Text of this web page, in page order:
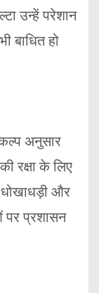
उन्हें परेशान
बाधित हो
अनुसार
रक्षा के लिए
धोखाधड़ी और
पर प्रशासन